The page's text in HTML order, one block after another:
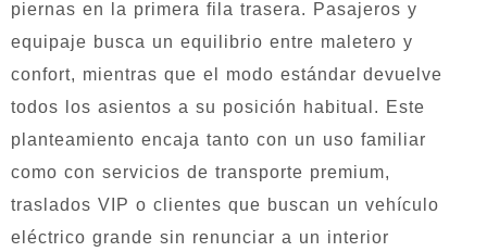
piernas en la primera fila trasera. Pasajeros y
equipaje busca un equilibrio entre maletero y
confort, mientras que el modo estándar devuelve
todos los asientos a su posición habitual. Este
planteamiento encaja tanto con un uso familiar
como con servicios de transporte premium,
traslados VIP o clientes que buscan un vehículo
eléctrico grande sin renunciar a un interior